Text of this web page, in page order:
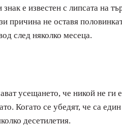
знак е известен с липсата на
причина не оставя
след няколко месеца.
усещането, че никой не ги
Когато се убедят, че са един
десетилетия.